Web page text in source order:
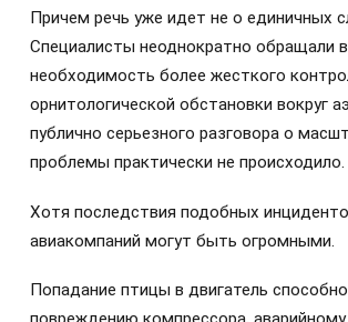
Причем речь уже идет не о единичных
Специалисты неоднократно обращали
необходимость более жесткого
орнитологической обстановки вокруг
публично серьезного разговора о
проблемы практически не происходило.
Хотя последствия подобных
авиакомпаний могут быть огромными.
Попадание птицы в двигатель